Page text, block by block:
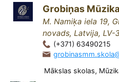
Grobiņas
M. Namiķa iela 19,
novads, Latvija, LV-
(+371) 63490215
Mākslas skolas,